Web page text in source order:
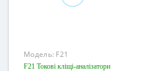
Модель: F21
F21 Токові кліщі-аналізатори